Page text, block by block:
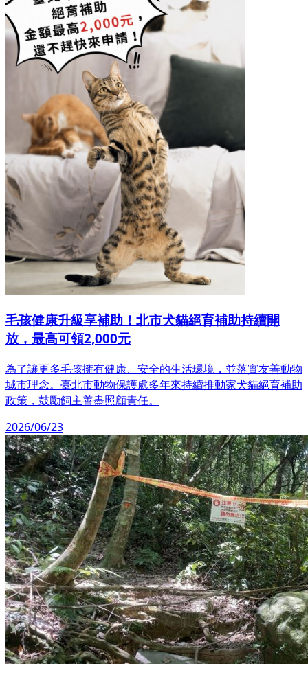
毛孩健康升級享補助！北市犬貓絕育補助持續開
放，最高可領2,000元
為了讓更多毛孩擁有健康、安全的生活環境，並落實友善動物
城市理念。臺北市動物保護處多年來持續推動家犬貓絕育補助
政策，鼓勵飼主善盡照顧責任。
2026/06/23